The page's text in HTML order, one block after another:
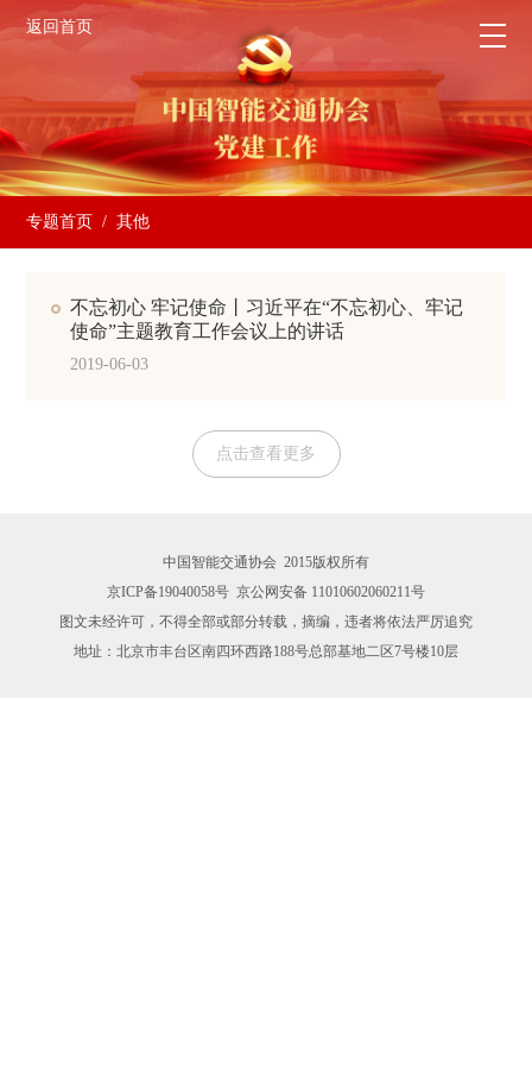
返回首页
专题首页 / 其他
不忘初心 牢记使命丨习近平在“不忘初心、牢记
使命”主题教育工作会议上的讲话
2019-06-03
点击查看更多
中国智能交通协会 2015版权所有
京ICP备19040058号 京公网安备 11010602060211号
图文未经许可，不得全部或部分转载，摘编，违者将依法严厉追究
地址：北京市丰台区南四环西路188号总部基地二区7号楼10层